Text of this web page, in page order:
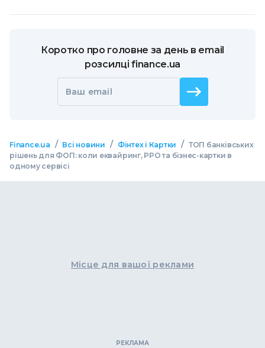
Коротко про головне за день в email
розсилці finance.ua
Ваш email
Finance.ua / Всі новини / Фінтех і Картки / ТОП банківських
рішень для ФОП: коли еквайринг, РРО та бізнес-картки в
одному сервісі
Місце для вашої реклами